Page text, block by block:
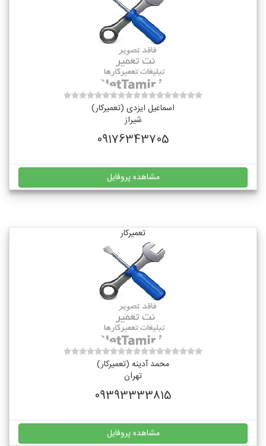
اسماعیل ایزدی (تعمیرکار)
شیراز
09176343705
مشاهده پروفایل
تعمیرکار
محمد آدینه (تعمیرکار)
تهران
09393333815
مشاهده پروفایل